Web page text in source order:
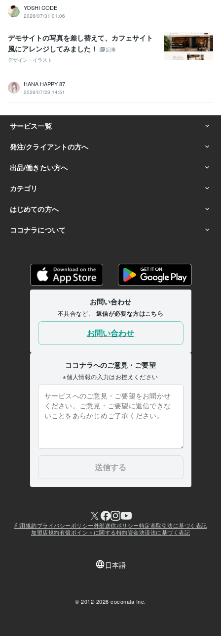
YOSHI CODE
2026/07/31 01:06
デモサイトの写真を差し替えて、カフェサイト
風にアレンジしてみました！
記事
デザイン・イラスト
HANA HAPPY 87
2026/07/23 14:51